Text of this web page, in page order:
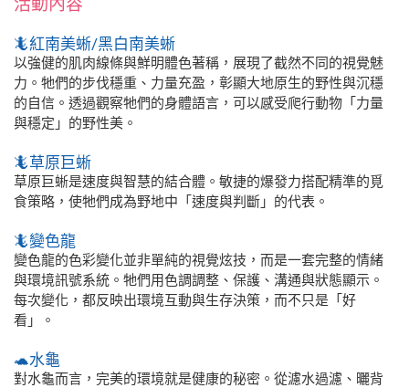
🦎紅南美蜥/黑白南美蜥
以強健的肌肉線條與鮮明體色著稱，展現了截然不同的視覺魅
力。牠們的步伐穩重、力量充盈，彰顯大地原生的野性與沉穩
的自信。透過觀察牠們的身體語言，可以感受爬行動物「力量
與穩定」的野性美。
🦎草原巨蜥
草原巨蜥是速度與智慧的結合體。敏捷的爆發力搭配精準的覓
食策略，使牠們成為野地中「速度與判斷」的代表。
🦎變色龍
變色龍的色彩變化並非單純的視覺炫技，而是一套完整的情緒
與環境訊號系統。牠們用色調調整、保護、溝通與狀態顯示。
每次變化，都反映出環境互動與生存決策，而不只是「好
看」。
🐢水龜
對水龜而言，完美的環境就是健康的秘密。從濾水過濾、曬背